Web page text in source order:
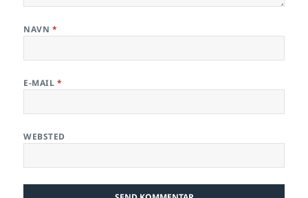
NAVN *
E-MAIL *
WEBSTED